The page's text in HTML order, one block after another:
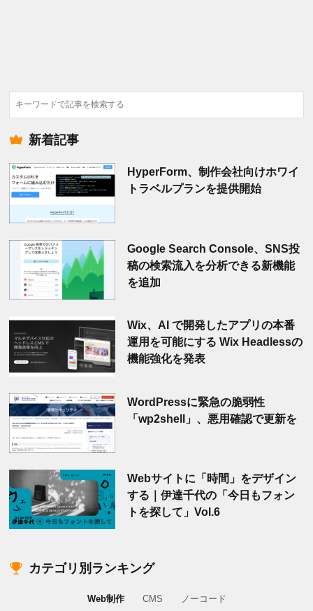
検
索
新着記事
HyperForm、制作会社向けホワイ
トラベルプランを提供開始
Google Search Console、SNS投
稿の検索流入を分析できる新機能
を追加
Wix、AI で開発したアプリの本番
運用を可能にする Wix Headlessの
機能強化を発表
WordPressに緊急の脆弱性
「wp2shell」、悪用確認で更新を
Webサイトに「時間」をデザイン
する｜伊達千代の「今日もフォン
トを探して」Vol.6
カテゴリ別ランキング
Web制作 CMS ノーコード